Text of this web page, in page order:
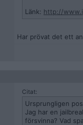
Länk: http://
Har prövat det ett
Citat:
Ursprungligen
Jag har en
försvinna? Vad